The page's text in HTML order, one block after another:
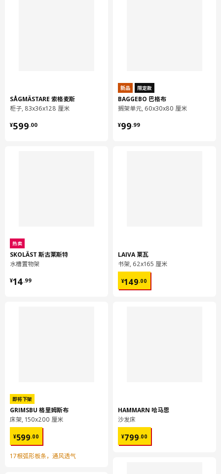
这款储物盒可与 KALLAX 卡莱克 搁板完美搭配使用。
商品尺寸
33 厘米
净重
容量
7.2 公升
重量
2.47 公斤
宽度
34 厘米
保养说明和环境和材料
SÅGMÄSTARE 索格麦斯
柜子, 83x36x128 厘米
¥599.00
¥ 599.00
热卖
SKOLÄST 斯古莱斯特
水槽置物架
¥14.99
¥ 14.99
即将下架
GRIMSBU 格里姆斯布
床架, 150x200 厘米
¥599.00
¥ 599.00
17根弧形板条，通风透气
新品 限定款
BAGGEBO 巴格布
搁架单元, 60x30x80 厘米
¥99.99
¥ 99.99
LAIVA 莱瓦
书架, 62x165 厘米
¥149.00
¥ 149.00
HAMMARN 哈马恩
沙发床
¥799.00
¥ 799.00